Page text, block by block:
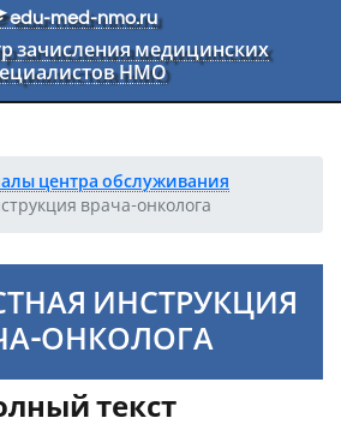
edu-med-nmo.ru
зачисления медицинских
НМО
центра обслуживания
врача-онколога
ИНСТРУКЦИЯ
ОНКОЛОГА
текст